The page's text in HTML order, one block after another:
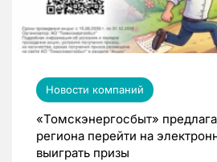
Новости компаний
«Томскэнергосбыт»
региона перейти на
выиграть призы